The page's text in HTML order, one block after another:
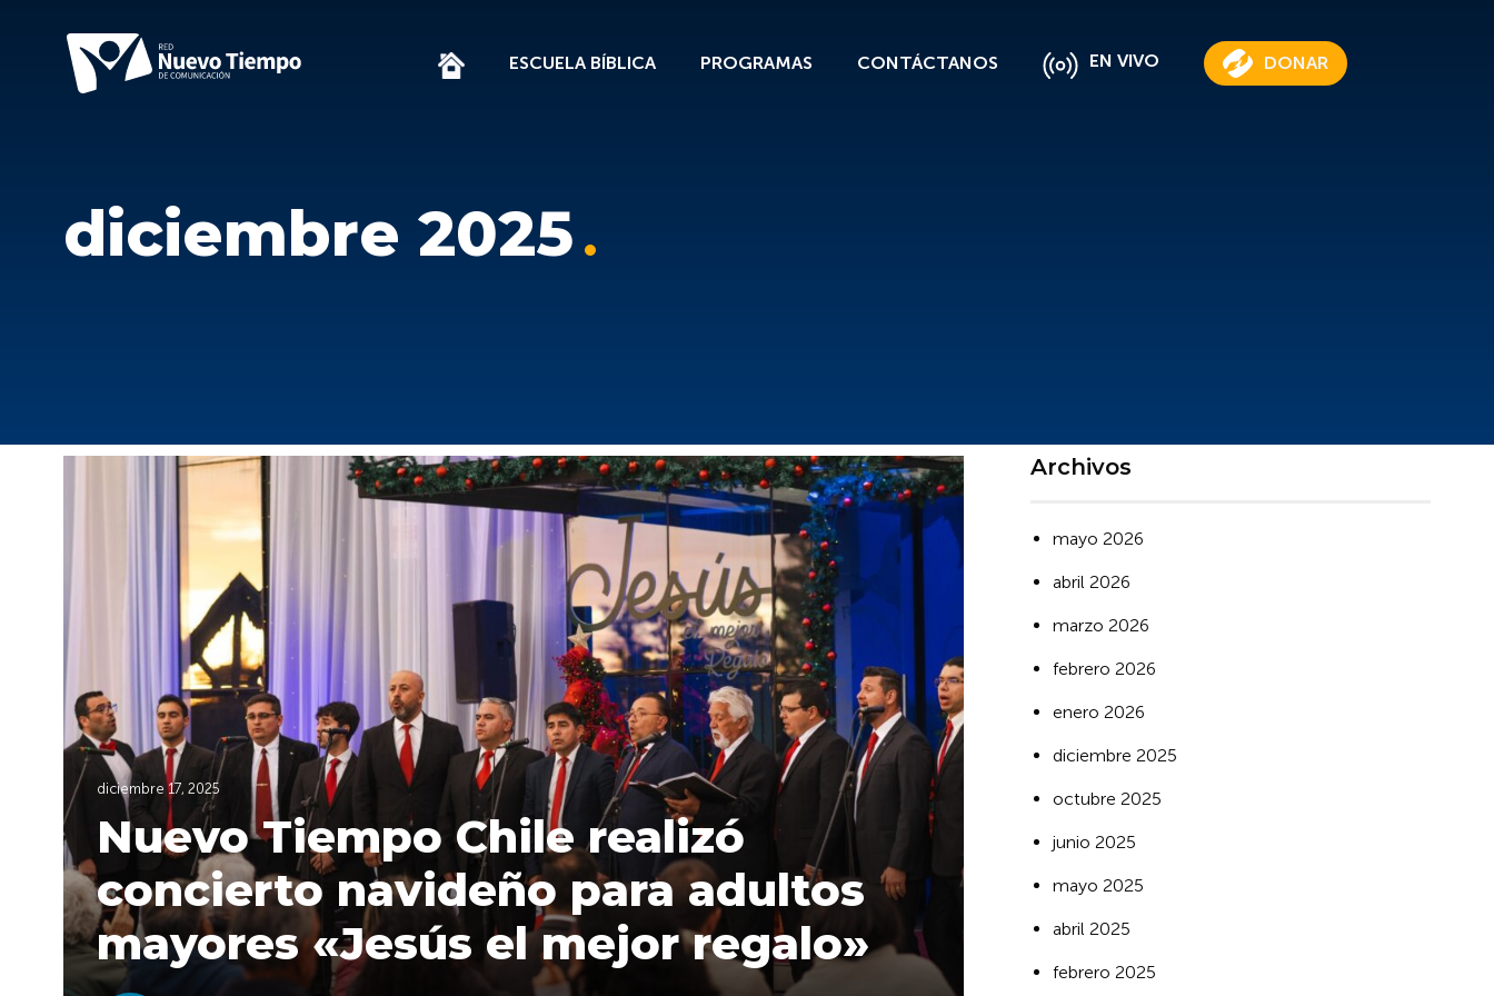
ESCUELA BÍBLICA PROGRAMAS CONTÁCTANOS EN VIVO DONAR
diciembre 2025
diciembre 17, 2025
Nuevo Tiempo Chile realizó
concierto navideño para adultos
mayores «Jesús el mejor regalo»
Archivos
mayo 2026
abril 2026
marzo 2026
febrero 2026
enero 2026
diciembre 2025
octubre 2025
junio 2025
mayo 2025
abril 2025
febrero 2025